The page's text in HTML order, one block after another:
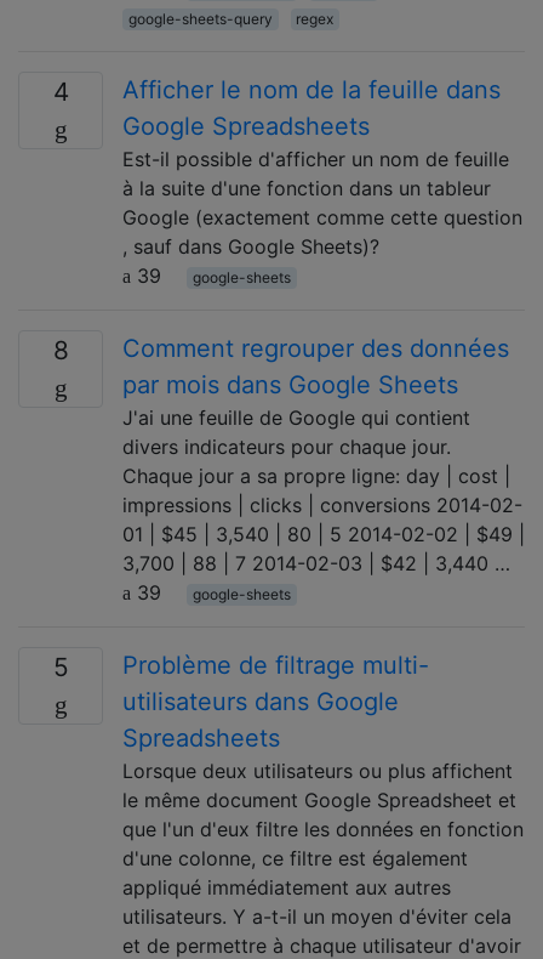
google-sheets-query
regex
4
Afficher le nom de la feuille dans
Google Spreadsheets
Est-il possible d'afficher un nom de feuille
à la suite d'une fonction dans un tableur
Google (exactement comme cette question
, sauf dans Google Sheets)?
39
google-sheets
8
Comment regrouper des données
par mois dans Google Sheets
J'ai une feuille de Google qui contient
divers indicateurs pour chaque jour.
Chaque jour a sa propre ligne: day | cost |
impressions | clicks | conversions 2014-02-
01 | $45 | 3,540 | 80 | 5 2014-02-02 | $49 |
3,700 | 88 | 7 2014-02-03 | $42 | 3,440 …
39
google-sheets
5
Problème de filtrage multi-
utilisateurs dans Google
Spreadsheets
Lorsque deux utilisateurs ou plus affichent
le même document Google Spreadsheet et
que l'un d'eux filtre les données en fonction
d'une colonne, ce filtre est également
appliqué immédiatement aux autres
utilisateurs. Y a-t-il un moyen d'éviter cela
et de permettre à chaque utilisateur d'avoir